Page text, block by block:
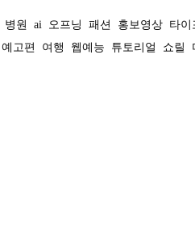
병원 ai 오프닝 패션 홍보영상 타이
예고편 여행 웹예능 튜토리얼 쇼릴